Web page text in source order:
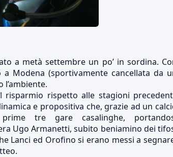
a metà settembre un po’ in sordina.
Modena (sportivamente cancellata da
rispetto alle stagioni
e propositiva che, grazie ad un
tre gare casalinghe,
Ugo Armanetti, subito beniamino dei
Lanci ed Orofino si erano messi a